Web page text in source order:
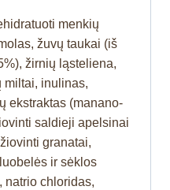
menkių
žuvų taukai (iš
žirnių ląsteliena,
miltai, inulinas,
ekstraktas (manano-
saldieji apelsinai
granatai,
ir sėklos
natrio chloridas,